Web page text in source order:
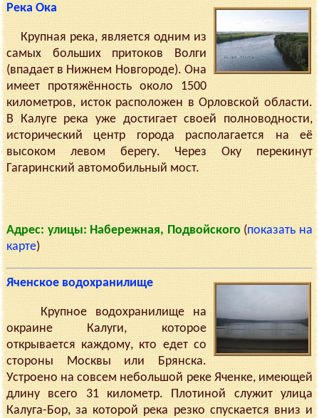
Река Ока
Крупная река, является одним из
самых больших притоков Волги
(впадает в Нижнем Новгороде). Она
имеет протяжённость около 1500
километров, исток расположен в Орловской области.
В Калуге река уже достигает своей полноводности,
исторический центр города располагается на её
высоком левом берегу. Через Оку перекинут
Гагаринский автомобильный мост.
Адрес: улицы: Набережная, Подвойского(показать на
карте)
Яченское водохранилище
Крупное водохранилище на
окраине Калуги, которое
открывается каждому, кто едет со
стороны Москвы или Брянска.
Устроено на совсем небольшой реке Яченке, имеющей
длину всего 31 километр. Плотиной служит улица
Калуга-Бор, за которой река резко спускается вниз и